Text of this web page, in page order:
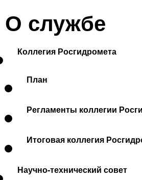
О службе
Коллегия Росгидромета
План
Регламенты коллегии
Итоговая коллегия
Научно-технический совет